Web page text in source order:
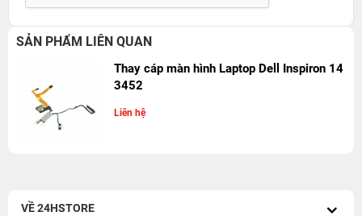
SẢN PHẨM LIÊN QUAN
Thay cáp màn hình Laptop Dell Inspiron 14
3452
Liên hệ
VỀ 24HSTORE